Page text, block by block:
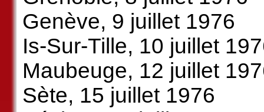
Genève, 9 juillet 1976
Is-Sur-Tille, 10 juillet
Maubeuge, 12 juillet
Sète, 15 juillet 1976